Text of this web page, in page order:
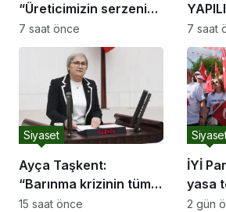
“Üreticimizin serzenişi
haklı, devletimizin
ekonomik mücadelesi
de ortadadır.”
7 saat önce
TÜRK
7 saat
Ayça Taşkent:
“Barınma krizinin tüm
boyutlarıyla
Siyaset
15 saat önce
İYİ
yasa
2 gün